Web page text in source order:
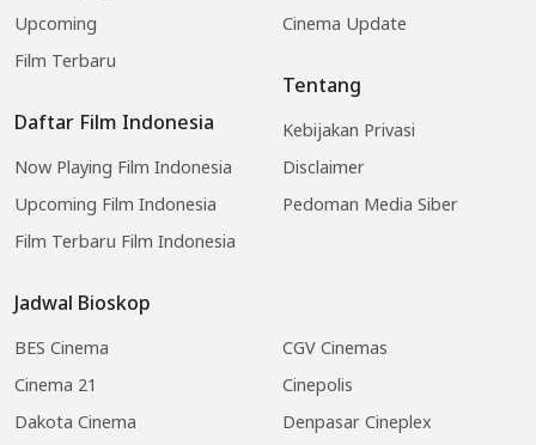
Upcoming
Film Terbaru
Daftar Film Indonesia
Now Playing Film Indonesia
Upcoming Film Indonesia
Film Terbaru Film Indonesia
Jadwal Bioskop
BES Cinema
CGV Cinemas
Cinema 21
Cinepolis
Dakota Cinema
Denpasar Cineplex
Cinema Update
Tentang
Kebijakan Privasi
Disclaimer
Pedoman Media Siber